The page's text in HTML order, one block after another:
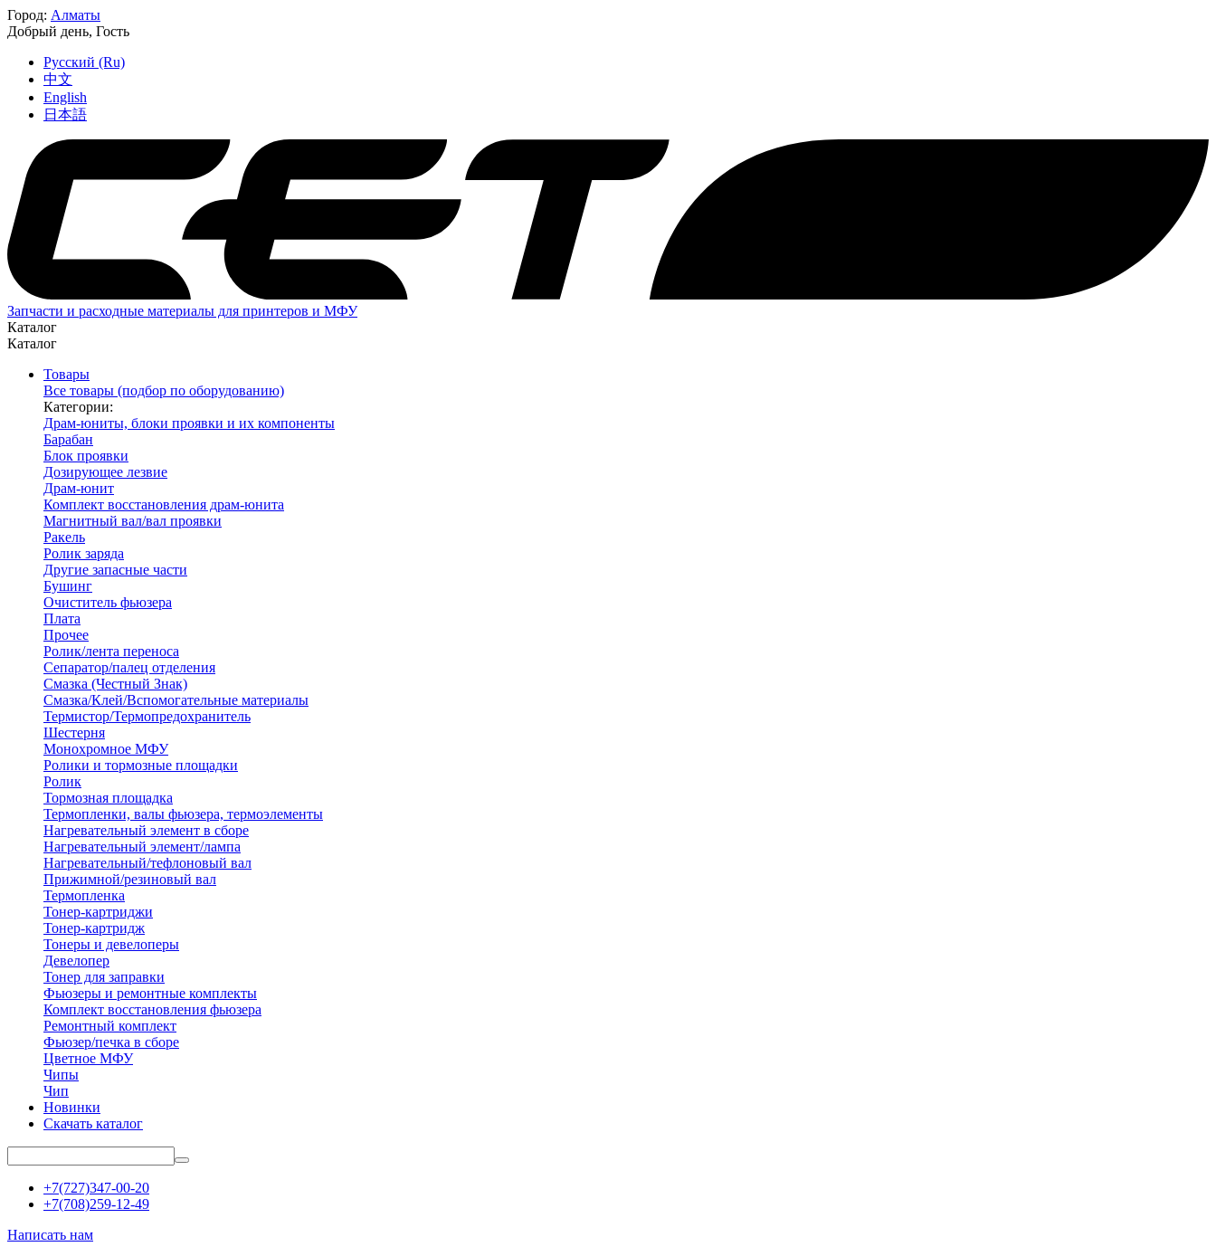
Город: Алматы
Добрый день, Гость
Русский (Ru)
中文
English
日本語
Запчасти и расходные материалы для принтеров и МФУ
Каталог
Каталог
Товары
Все товары (подбор по оборудованию)
Категории:
Драм-юниты, блоки проявки и их компоненты
Барабан
Блок проявки
Дозирующее лезвие
Драм-юнит
Комплект восстановления драм-юнита
Магнитный вал/вал проявки
Ракель
Ролик заряда
Другие запасные части
Бушинг
Очиститель фьюзера
Плата
Прочее
Ролик/лента переноса
Сепаратор/палец отделения
Смазка (Честный Знак)
Смазка/Клей/Вспомогательные материалы
Термистор/Термопредохранитель
Шестерня
Монохромное МФУ
Ролики и тормозные площадки
Ролик
Тормозная площадка
Термопленки, валы фьюзера, термоэлементы
Нагревательный элемент в сборе
Нагревательный элемент/лампа
Нагревательный/тефлоновый вал
Прижимной/резиновый вал
Термопленка
Тонер-картриджи
Тонер-картридж
Тонеры и девелоперы
Девелопер
Тонер для заправки
Фьюзеры и ремонтные комплекты
Комплект восстановления фьюзера
Ремонтный комплект
Фьюзер/печка в сборе
Цветное МФУ
Чипы
Чип
Новинки
Скачать каталог
+7(727)347-00-20
+7(708)259-12-49
Написать нам